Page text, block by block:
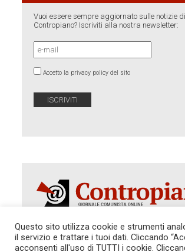
Vuoi essere sempre aggiornato sulle notizie di
Contropiano? Iscriviti alla nostra newsletter:
Accetto la privacy policy del sito
Autorizzazione del Tribunale di Roma 286 del 31
Questo sito utilizza cookie e strumenti
il servizio e trattare i tuoi dati. Cliccando
acconsenti all'uso di TUTTI i cookie.